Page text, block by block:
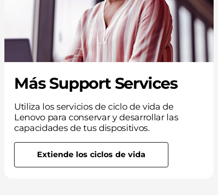
Más Support Services
Utiliza los servicios de ciclo de vida de
Lenovo para conservar y desarrollar las
capacidades de tus dispositivos.
Extiende los ciclos de vida